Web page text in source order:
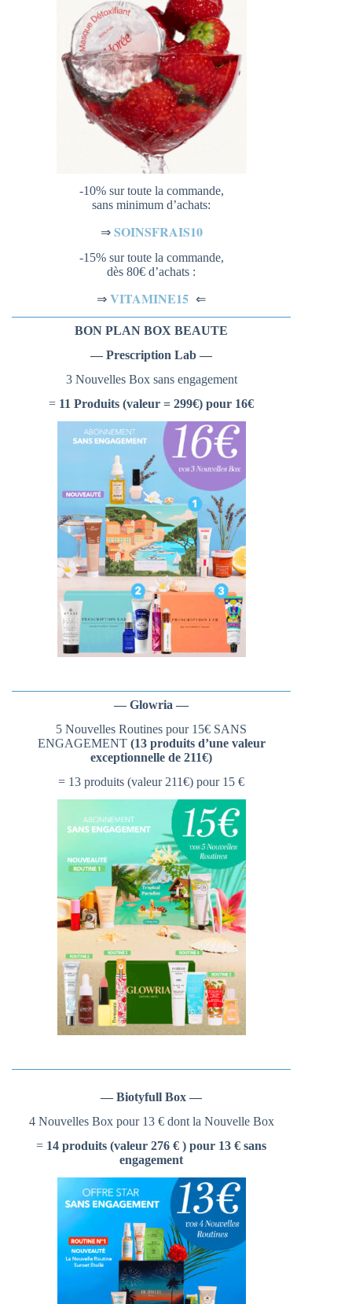
-10% sur toute la commande,
sans minimum d’achats:
⇒ SOINSFRAIS10
-15% sur toute la commande,
dès 80€ d’achats :
⇒VITAMINE15 ⇐
BON PLAN BOX BEAUTE
— Prescription Lab —
3 Nouvelles Box sans engagement
= 11 Produits (valeur = 299€) pour 16€
— Glowria —
5 Nouvelles Routines pour 15€ SANS
ENGAGEMENT (13 produits d’une valeur
exceptionnelle de 211€)
= 13 produits (valeur 211€) pour 15 €
— Biotyfull Box —
4 Nouvelles Box pour 13 € dont la Nouvelle Box
= 14 produits (valeur 276 € ) pour 13 € sans
engagement